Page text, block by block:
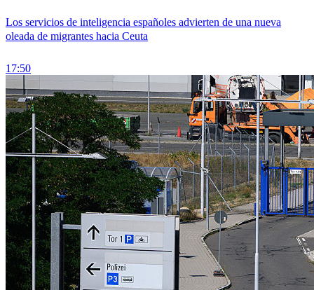
Los servicios de inteligencia españoles advierten de una nueva
oleada de migrantes hacia Ceuta
17:50